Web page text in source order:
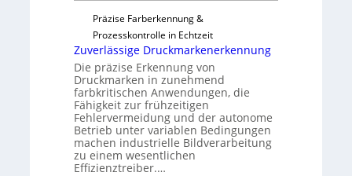
i
l
o
r
t
i
g
u
n
g
a
u
s
Präzise Farberkennung &
Prozesskontrolle in Echtzeit
Zuverlässige Druckmarkenerkennung
Die präzise Erkennung von
Druckmarken in zunehmend
farbkritischen Anwendungen, die
Fähigkeit zur frühzeitigen
Fehlervermeidung und der autonome
Betrieb unter variablen Bedingungen
machen industrielle Bildverarbeitung
zu einem wesentlichen
Effizienztreiber.…